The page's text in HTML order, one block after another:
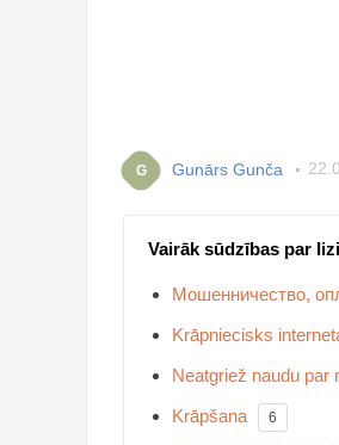
G Gunārs Gunča
Vairāk sūdzības par
Мошенничество,
Krāpniecisks
Neatgriež naudu par
Krāpšana 6